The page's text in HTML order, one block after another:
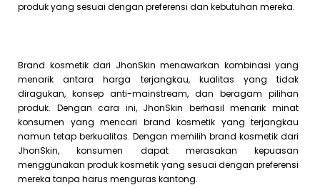
produk yang sesuai dengan preferensi dan kebutuhan mereka.
Brand kosmetik dari JhonSkin menawarkan kombinasi yang
menarik antara harga terjangkau, kualitas yang tidak
diragukan, konsep anti-mainstream, dan beragam pilihan
produk. Dengan cara ini, JhonSkin berhasil menarik minat
konsumen yang mencari brand kosmetik yang terjangkau
namun tetap berkualitas. Dengan memilih brand kosmetik dari
JhonSkin, konsumen dapat merasakan kepuasan
menggunakan produk kosmetik yang sesuai dengan preferensi
mereka tanpa harus menguras kantong.